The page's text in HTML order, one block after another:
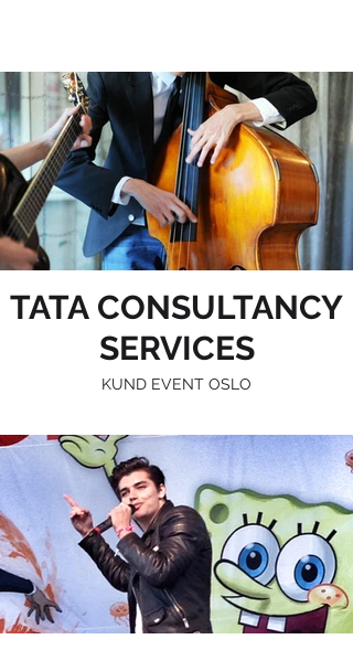
TATA CONSULTANCY
SERVICES
KUND EVENT OSLO